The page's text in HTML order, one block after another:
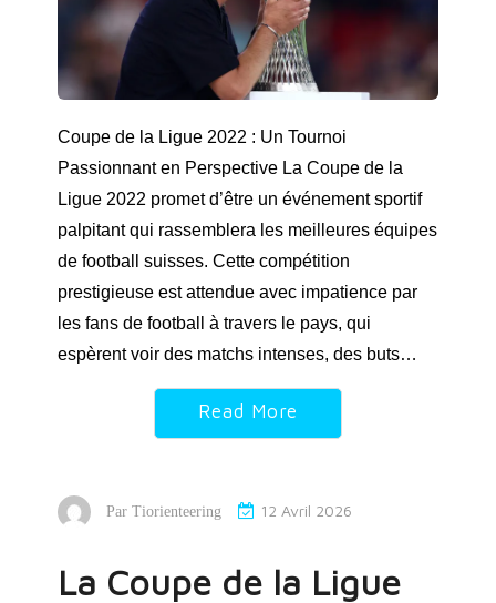
Coupe de la Ligue 2022 : Un Tournoi
Passionnant en Perspective La Coupe de la
Ligue 2022 promet d’être un événement sportif
palpitant qui rassemblera les meilleures équipes
de football suisses. Cette compétition
prestigieuse est attendue avec impatience par
les fans de football à travers le pays, qui
espèrent voir des matchs intenses, des buts…
Read More
Par Tiorienteering 12 Avril 2026
La Coupe de la Ligue